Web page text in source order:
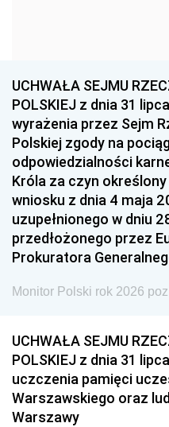
1954
1951
1948
1939
1936
UCHWAŁA SEJMU
POLSKIEJ z dnia 31
wyrażenia przez Sejm
Polskiej zgody na
odpowiedzialności
Króla za czyn
wniosku z dnia 4 maja
uzupełnionego w dniu
przedłożonego przez
Prokuratora
Monitor Polski rok 2026
UCHWAŁA SEJMU
POLSKIEJ z dnia 31
uczczenia pamięci
Warszawskiego oraz
Warszawy